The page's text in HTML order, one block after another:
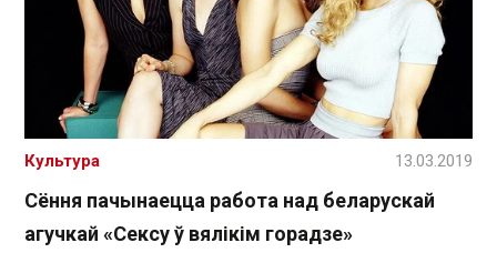
Сёння пачынаецца работа над беларускай
агучкай «Сексу ў вялікім горадзе»
Культура 13.03.2019